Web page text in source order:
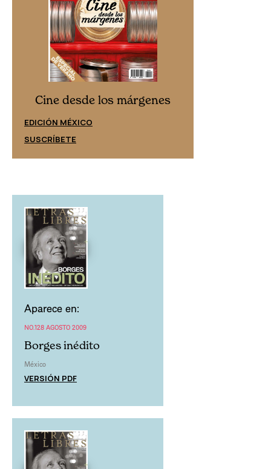
Cine desde los márgenes
EDICIÓN MÉXICO
SUSCRÍBETE
Aparece en:
NO.128 AGOSTO 2009
Borges inédito
México
VERSIÓN PDF